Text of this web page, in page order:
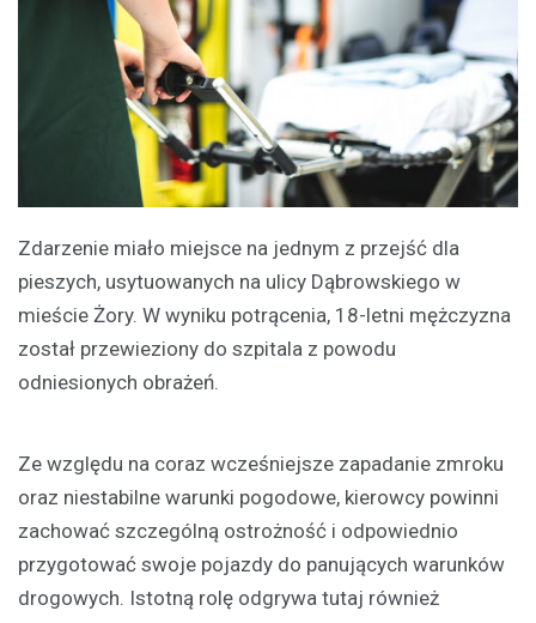
Zdarzenie miało miejsce na jednym z przejść dla
pieszych, usytuowanych na ulicy Dąbrowskiego w
mieście Żory. W wyniku potrącenia, 18-letni mężczyzna
został przewieziony do szpitala z powodu
odniesionych obrażeń.
Ze względu na coraz wcześniejsze zapadanie zmroku
oraz niestabilne warunki pogodowe, kierowcy powinni
zachować szczególną ostrożność i odpowiednio
przygotować swoje pojazdy do panujących warunków
drogowych. Istotną rolę odgrywa tutaj również